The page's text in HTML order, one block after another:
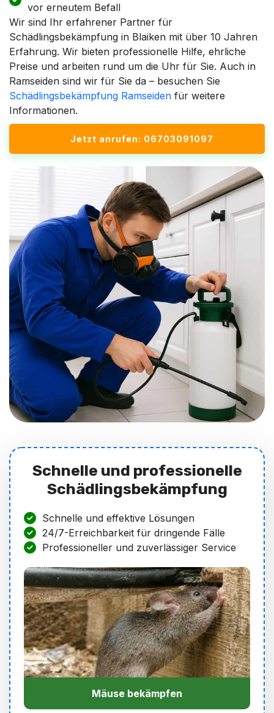
vor erneutem Befall
Wir sind Ihr erfahrener Partner für
Schädlingsbekämpfung in Blaiken mit über 10 Jahren
Erfahrung. Wir bieten professionelle Hilfe, ehrliche
Preise und arbeiten rund um die Uhr für Sie. Auch in
Ramseiden sind wir für Sie da – besuchen Sie
Schädlingsbekämpfung Ramseiden für weitere
Informationen.
Jetzt anrufen: 06703091097
Schnelle und professionelle
Schädlingsbekämpfung
Schnelle und effektive Lösungen
24/7-Erreichbarkeit für dringende Fälle
Professioneller und zuverlässiger Service
Mäuse bekämpfen